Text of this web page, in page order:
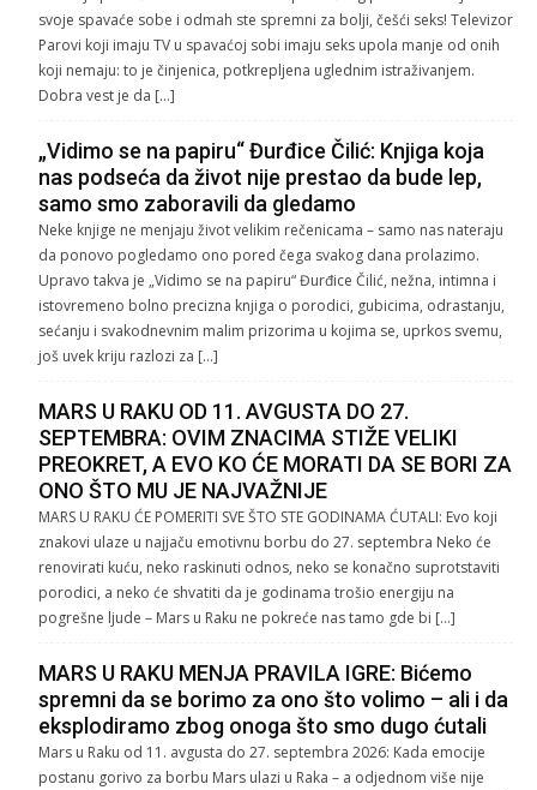
svoje spavaće sobe i odmah ste spremni za bolji, češći seks! Televizor
Parovi koji imaju TV u spavaćoj sobi imaju seks upola manje od onih
koji nemaju: to je činjenica, potkrepljena uglednim istraživanjem.
Dobra vest je da […]
„Vidimo se na papiru“ Đurđice Čilić: Knjiga koja
nas podseća da život nije prestao da bude lep,
samo smo zaboravili da gledamo
Neke knjige ne menjaju život velikim rečenicama – samo nas nateraju
da ponovo pogledamo ono pored čega svakog dana prolazimo.
Upravo takva je „Vidimo se na papiru“ Đurđice Čilić, nežna, intimna i
istovremeno bolno precizna knjiga o porodici, gubicima, odrastanju,
sećanju i svakodnevnim malim prizorima u kojima se, uprkos svemu,
još uvek kriju razlozi za […]
MARS U RAKU OD 11. AVGUSTA DO 27.
SEPTEMBRA: OVIM ZNACIMA STIŽE VELIKI
PREOKRET, A EVO KO ĆE MORATI DA SE BORI ZA
ONO ŠTO MU JE NAJVAŽNIJE
MARS U RAKU ĆE POMERITI SVE ŠTO STE GODINAMA ĆUTALI: Evo koji
znakovi ulaze u najjaču emotivnu borbu do 27. septembra Neko će
renovirati kuću, neko raskinuti odnos, neko se konačno suprotstaviti
porodici, a neko će shvatiti da je godinama trošio energiju na
pogrešne ljude – Mars u Raku ne pokreće nas tamo gde bi […]
MARS U RAKU MENJA PRAVILA IGRE: Bićemo
spremni da se borimo za ono što volimo – ali i da
eksplodiramo zbog onoga što smo dugo ćutali
Mars u Raku od 11. avgusta do 27. septembra 2026: Kada emocije
postanu gorivo za borbu Mars ulazi u Raka – a odjednom više nije